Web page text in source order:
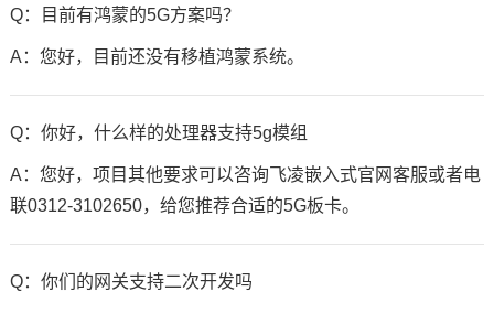
Q：目前有鸿蒙的5G方案吗？
A：您好，目前还没有移植鸿蒙系统。
Q：你好，什么样的处理器支持5g模组
A：您好，项目其他要求可以咨询飞凌嵌入式官网客服或者电
联0312-3102650，给您推荐合适的5G板卡。
Q：你们的网关支持二次开发吗